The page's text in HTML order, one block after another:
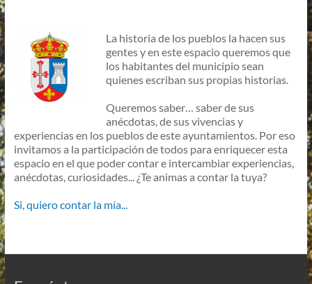
La historia de los pueblos la hacen sus
gentes y en este espacio queremos que
los habitantes del municipio sean
quienes escriban sus propias historias.
Queremos saber… saber de sus
anécdotas, de sus vivencias y
experiencias en los pueblos de este ayuntamientos. Por eso
invitamos a la participación de todos para enriquecer esta
espacio en el que poder contar e intercambiar experiencias,
anécdotas, curiosidades... ¿Te animas a contar la tuya?
Si, quiero contar la mía...